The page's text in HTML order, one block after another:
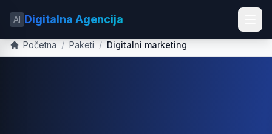
AI Digitalna Agencija
Početna / Paketi / Digitalni marketing